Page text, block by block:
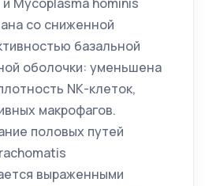
со сниженной
базальной
оболочки: уменьшена
NК-клеток,
макрофагов.
половых путей
выраженными